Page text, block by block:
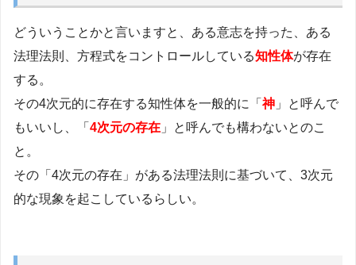
どういうことかと言いますと、ある意志を持った、ある
法理法則、方程式をコントロールしている知性体が存在
する。
その4次元的に存在する知性体を一般的に「神 」と呼んで
もいいし、「 4次元の存在 」と呼んでも構わないとのこ
と。
その「4次元の存在」がある法理法則に基づいて、3次元
的な現象を起こしているらしい。